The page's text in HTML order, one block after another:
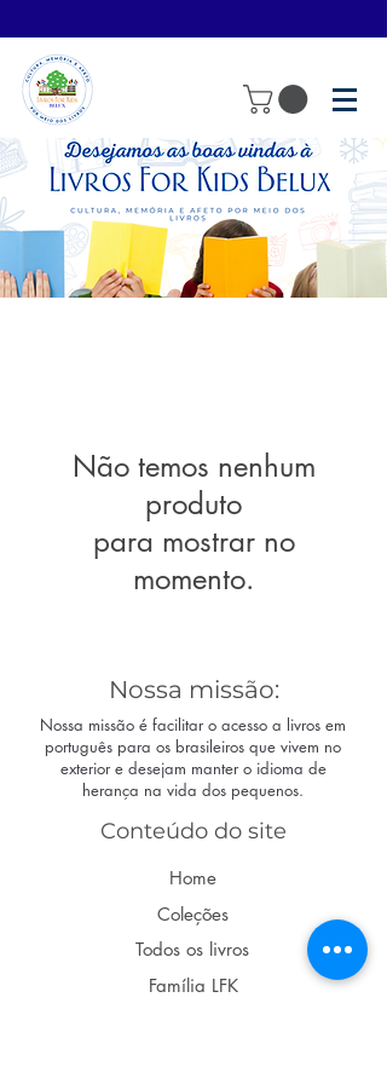
Não temos nenhum
produto
para mostrar no
momento.
Nossa missão:
Nossa missão é facilitar o acesso a livros em
português para os brasileiros que vivem no
exterior e desejam manter o idioma de
herança na vida dos pequenos.
Conteúdo do site
Home
Coleções
Todos os livros
Família LFK